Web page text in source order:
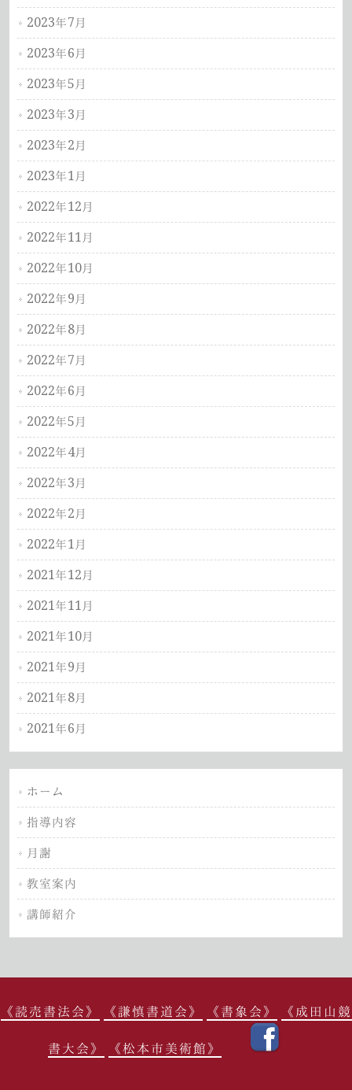
2023年7月
2023年6月
2023年5月
2023年3月
2023年2月
2023年1月
2022年12月
2022年11月
2022年10月
2022年9月
2022年8月
2022年7月
2022年6月
2022年5月
2022年4月
2022年3月
2022年2月
2022年1月
2021年12月
2021年11月
2021年10月
2021年9月
2021年8月
2021年6月
ホーム
指導内容
月謝
教室案内
講師紹介
《読売書法会》 《謙慎書道会》 《書象会》 《成田山競
書大会》 《松本市美術館》